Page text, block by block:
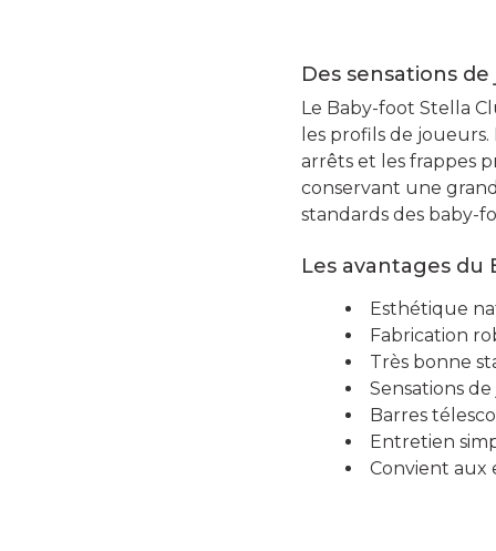
Des sensations
Le Baby-foot Stella
les profils de
arrêts et les frappes
conservant une
standards des baby-
Les avantages
Esthétique
Fabrication
Très bonne
Sensations
Barres
Entretien
Convient aux